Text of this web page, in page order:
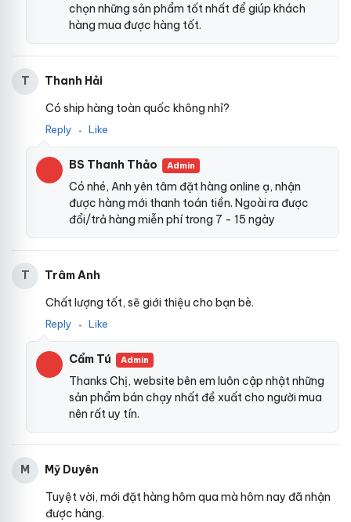
chọn những sản phẩm tốt nhất để giúp khách
hàng mua được hàng tốt.
T
Thanh Hải
Có ship hàng toàn quốc không nhỉ?
Reply ● Like
BS Thanh Thảo Admin
Có nhé, Anh yên tâm đặt hàng online ạ, nhận
được hàng mới thanh toán tiền. Ngoài ra được
đổi/trả hàng miễn phí trong 7 - 15 ngày
T
Trâm Anh
Chất lượng tốt, sẽ giới thiệu cho bạn bè.
Reply ● Like
Cẩm Tú Admin
Thanks Chị, website bên em luôn cập nhật những
sản phẩm bán chạy nhất đề xuất cho người mua
nên rất uy tín.
M
Mỹ Duyên
Tuyệt vời, mới đặt hàng hôm qua mà hôm nay đã nhận
được hàng.